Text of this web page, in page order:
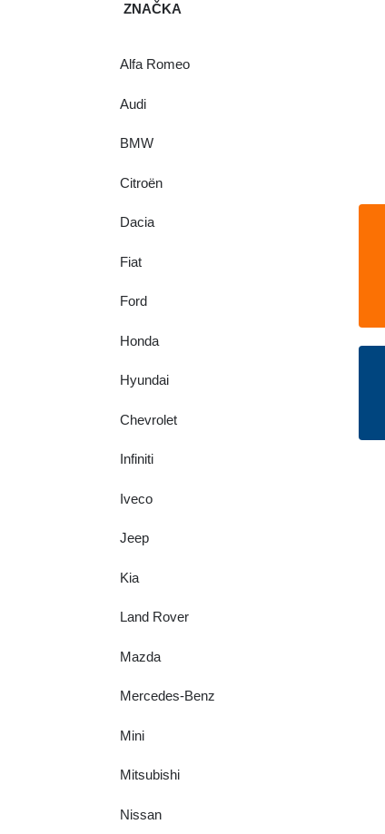
ZNAČKA
Alfa Romeo
Audi
BMW
Citroën
Dacia
Fiat
Ford
Honda
Hyundai
Chevrolet
Infiniti
Iveco
Jeep
Kia
Land Rover
Mazda
Mercedes-Benz
Mini
Mitsubishi
Nissan